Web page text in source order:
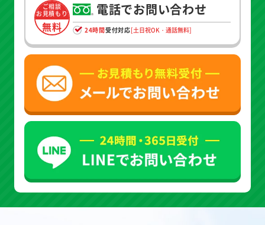
ご相談
お見積もり
無料
電話でお問い合わせ
24時間受付対応[土日祝OK・通話無料]